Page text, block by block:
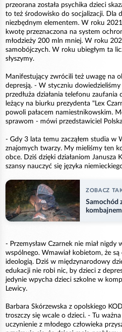
przeorana została psychika dzieci
to też środowisko do socjalizacji. Dla
niezbędnym elementem. W roku
kwotę przeznaczona na system
młodzieży 200 mln mniej. W roku
samobójczych. W roku ubiegłym ta
słyszymy.
Manifestujący zwrócili też uwagę na
depresją. - W styczniu
przedłuża działania telefonu
leżący na biurku prezydenta "Lex
powoli pałacem namiestnikowskim.
sprawom - mówi przedstawiciel
- Gdy 3 lata temu zacząłem studia w
znajomych twarzy. My mieliśmy ten
obce. Dziś dzięki działaniom Janusza
szansy nauczyć się języka
ZOBACZ
Samochód
- Przemysław Czarnek nie miał nigdy
wspólnego. Wmawiał kobietom, że są
ideologią. Dziś w międzynarodowy
edukacji nie robi nic, by dzieci z
jedynie wpycha dzieci szkolne w
Lewicy.
Barbara Skórzewska z opolskiego
troszczy się wcale o dzieci. - Tu
uczynienie z młodego człowieka